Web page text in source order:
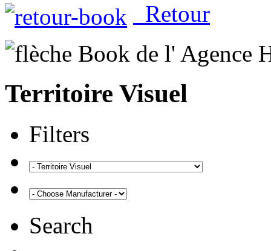
Retour
Territoire Visuel
Filters
Search